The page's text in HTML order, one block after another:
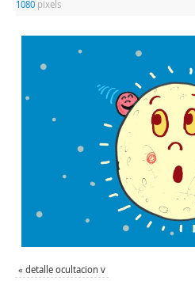
1080pixels
« detalle ocultacion v